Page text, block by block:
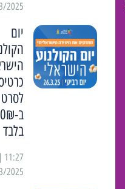
2025
יום
לסרט
ב-
בלבד
2025